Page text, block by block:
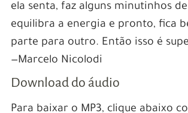
ela senta, faz alguns minutinhos
equilibra a energia e pronto, fica
parte para outro. Então isso é
—Marcelo Nicolodi
Download do áudio
Para baixar o MP3, clique abaixo